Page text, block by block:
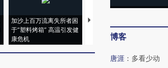
加沙上百万流离失所者困
于“塑料烤箱” 高温引发健
康危机
视线｜HYROX的吸金
术：是什么让中产们甘
心“花钱找虐”？
博客
唐涯 ： 多看少动